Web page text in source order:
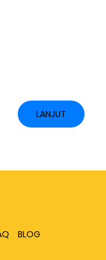
LANJUT
BLOG